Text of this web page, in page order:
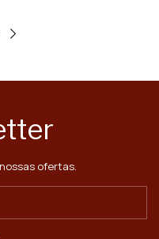
ofertas.